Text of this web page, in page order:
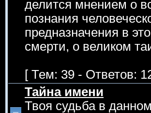
делится мнением о
познания
предназначения в
смерти, о великом
[ Тем: 39 - Ответов:
Тайна имени
Твоя судьба в